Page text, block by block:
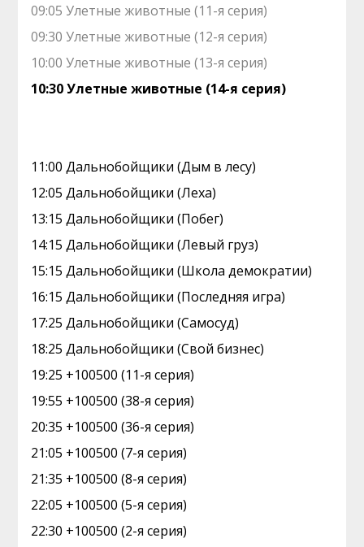
09:05 Улетные животные (11-я серия)
09:30 Улетные животные (12-я серия)
10:00 Улетные животные (13-я серия)
10:30 Улетные животные (14-я серия)
11:00 Дальнобойщики (Дым в лесу)
12:05 Дальнобойщики (Леха)
13:15 Дальнобойщики (Побег)
14:15 Дальнобойщики (Левый груз)
15:15 Дальнобойщики (Школа демократии)
16:15 Дальнобойщики (Последняя игра)
17:25 Дальнобойщики (Самосуд)
18:25 Дальнобойщики (Свой бизнес)
19:25 +100500 (11-я серия)
19:55 +100500 (38-я серия)
20:35 +100500 (36-я серия)
21:05 +100500 (7-я серия)
21:35 +100500 (8-я серия)
22:05 +100500 (5-я серия)
22:30 +100500 (2-я серия)